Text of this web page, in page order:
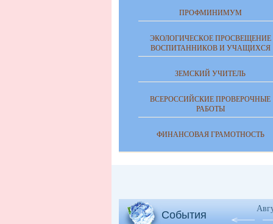
ПРОФМИНИМУМ
ЭКОЛОГИЧЕСКОЕ ПРОСВЕЩЕНИЕ
ВОСПИТАННИКОВ И УЧАЩИХСЯ
ЗЕМСКИЙ УЧИТЕЛЬ
ВСЕРОССИЙСКИЕ ПРОВЕРОЧНЫЕ
РАБОТЫ
ФИНАНСОВАЯ ГРАМОТНОСТЬ
События